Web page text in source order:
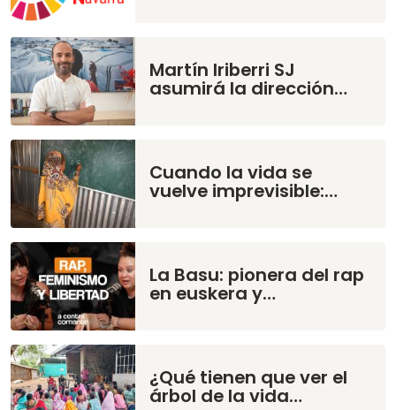
Martín Iriberri SJ
asumirá la dirección…
Cuando la vida se
vuelve imprevisible:…
La Basu: pionera del rap
en euskera y…
¿Qué tienen que ver el
árbol de la vida…